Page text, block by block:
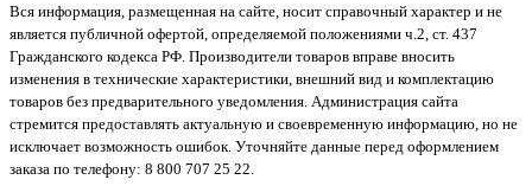
Вся информация, размещенная на сайте, носит справочный характер и не
является публичной офертой, определяемой положениями ч.2, ст. 437
Гражданского кодекса РФ. Производители товаров вправе вносить
изменения в технические характеристики, внешний вид и комплектацию
товаров без предварительного уведомления. Администрация сайта
стремится предоставлять актуальную и своевременную информацию, но не
исключает возможность ошибок. Уточняйте данные перед оформлением
заказа по телефону: 8 800 707 25 22.